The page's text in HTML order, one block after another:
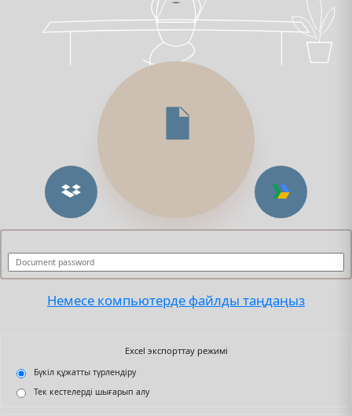
Немесе компьютерде файлды таңдаңыз
Excel экспорттау режимі
Бүкіл құжатты түрлендіру
Тек кестелерді шығарып алу